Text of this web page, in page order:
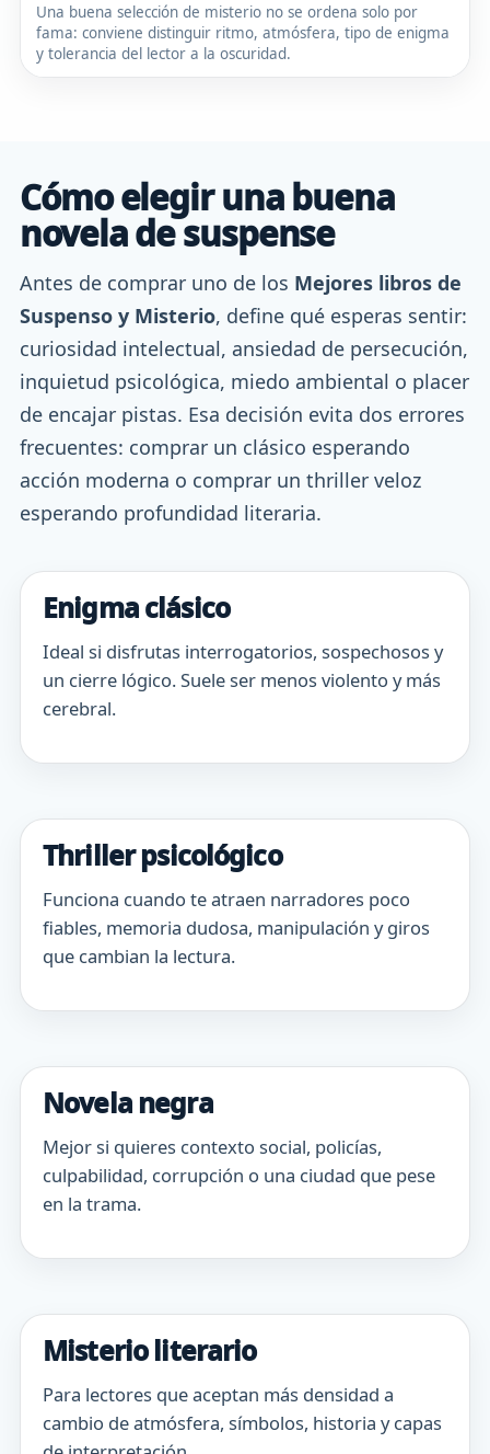
Una buena selección de misterio no se ordena solo por
fama: conviene distinguir ritmo, atmósfera, tipo de enigma
y tolerancia del lector a la oscuridad.
Cómo elegir una buena
novela de suspense
Antes de comprar uno de los Mejores libros de
Suspenso y Misterio, define qué esperas sentir:
curiosidad intelectual, ansiedad de persecución,
inquietud psicológica, miedo ambiental o placer
de encajar pistas. Esa decisión evita dos errores
frecuentes: comprar un clásico esperando
acción moderna o comprar un thriller veloz
esperando profundidad literaria.
Enigma clásico
Ideal si disfrutas interrogatorios, sospechosos y
un cierre lógico. Suele ser menos violento y más
cerebral.
Thriller psicológico
Funciona cuando te atraen narradores poco
fiables, memoria dudosa, manipulación y giros
que cambian la lectura.
Novela negra
Mejor si quieres contexto social, policías,
culpabilidad, corrupción o una ciudad que pese
en la trama.
Misterio literario
Para lectores que aceptan más densidad a
cambio de atmósfera, símbolos, historia y capas